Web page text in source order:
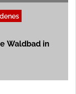
Waldbad in